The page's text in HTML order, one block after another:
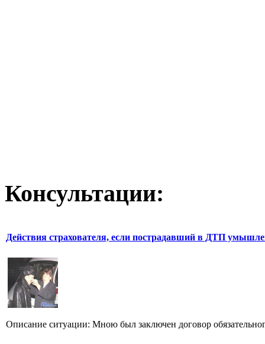
Консультации:
Действия страхователя, если пострадавший в ДТП
Описание ситуации: Мною был заключен договор